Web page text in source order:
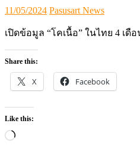
Posted
11/05/2024 Author
Pasusart News
เปิดข้อมูล “โคเนื้อ” ในไทย 4 เ
Share this:
X Facebook
Like this:
Loading…